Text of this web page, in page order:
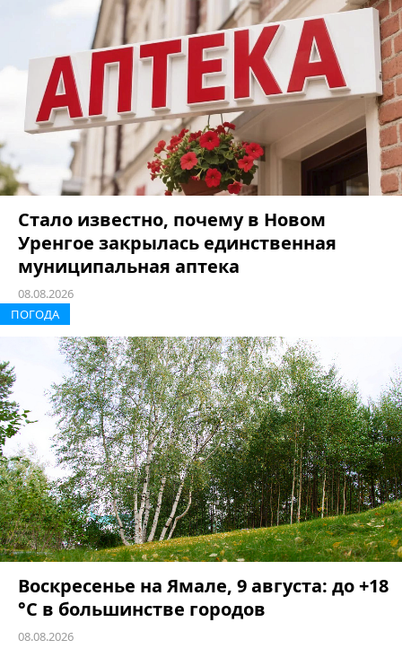
Стало известно, почему в Новом
Уренгое закрылась единственная
муниципальная аптека
08.08.2026
ПОГОДА
Воскресенье на Ямале, 9 августа: до +18
°C в большинстве городов
08.08.2026